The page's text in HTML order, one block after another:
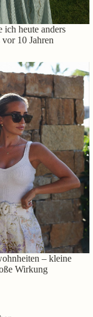
ich heute anders
vor 10 Jahren
– kleine
Wirkung